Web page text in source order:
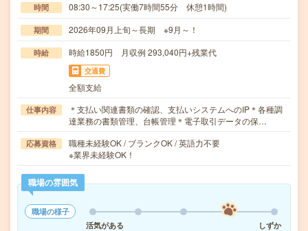
時間 08:30～17:25(実働7時間55分 休憩1時間)
期間 2026年09月上旬～長期 ※9月～！
時給 時給1850円 月収例 293,040円+残業代
交通費
全額支給
仕事内容
＊支払い関連書類の確認、支払いシステムへのIP＊各種調
達業務の書類管理、台帳管理＊電子取引データの保…
応募資格
職種未経験OK / ブランクOK / 英語力不要
※業界未経験OK！
職場の雰囲気
職場の様子
活気がある
しずか